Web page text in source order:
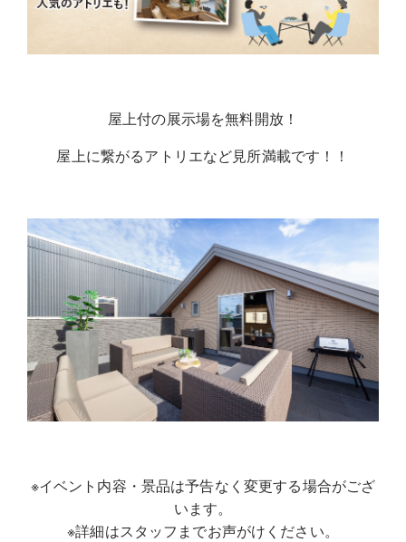
屋上付の展示場を無料開放！
屋上に繋がるアトリエなど見所満載です！！
※イベント内容・景品は予告なく変更する場合がござ
います。
※詳細はスタッフまでお声がけください。